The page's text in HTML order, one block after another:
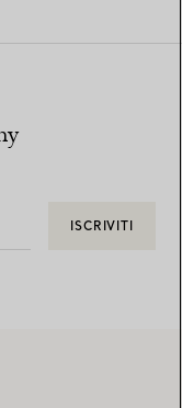
ISCRIVITI